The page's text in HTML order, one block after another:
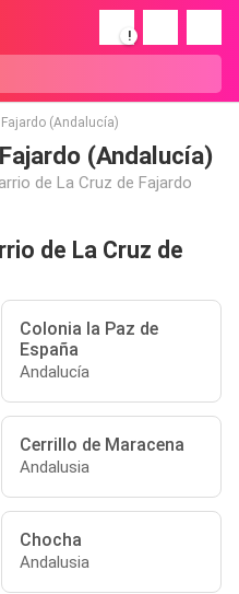
!
(Andalucía)
(Andalucía)
de La Cruz de Fajardo
de La Cruz de
Colonia la Paz de
España
Andalucía
Cerrillo de Maracena
Andalusia
Chocha
Andalusia